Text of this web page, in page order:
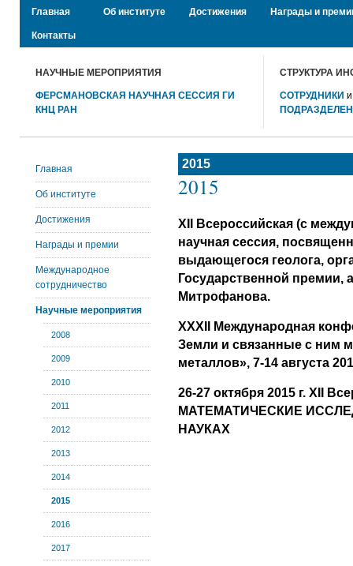
Главная Об институте Достижения Награды и
Контакты
НАУЧНЫЕ МЕРОПРИЯТИЯ
ФЕРСМАНОВСКАЯ НАУЧНАЯ СЕССИЯ ГИ
КНЦ РАН
СТРУКТУРА
СОТРУДНИКИ
2015
2015
XII Всероссийская (с
научная сессия,
выдающегося геолога,
Государственной премии,
Митрофанова.
XXXII Международная
Земли и связанные с ним
металлов», 7-14 августа
26-27 октября 2015 г. XII
МАТЕМАТИЧЕСКИЕ
НАУКАХ
Главная
Об институте
Достижения
Награды и премии
Международное
сотрудничество
Научные мероприятия
2008
2009
2010
2011
2012
2013
2014
2015
2016
2017